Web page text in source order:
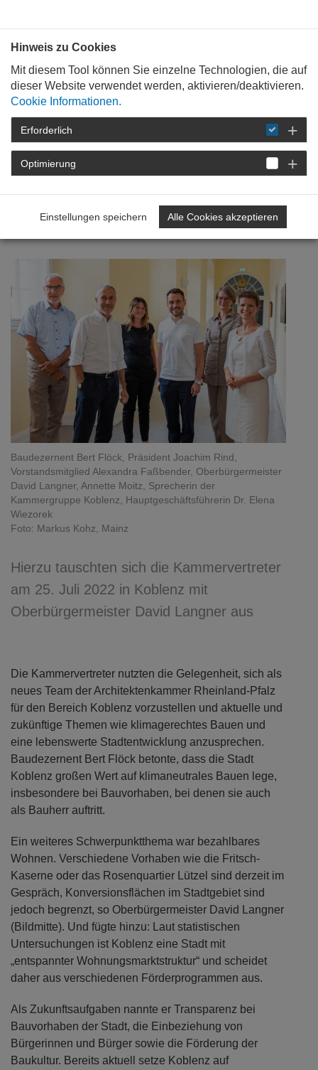
STARTSEITE DETAIL
Lebenswerte
Stadtentwicklung
Baudezernent Bert Flöck, Präsident Joachim Rind,
Vorstandsmitglied Alexandra Faßbender, Oberbürgermeister
David Langner, Annette Moitz, Sprecherin der
Kammergruppe Koblenz, Hauptgeschäftsführerin Dr. Elena
Wiezorek
Foto: Markus Kohz, Mainz
Hierzu tauschten sich die Kammervertreter
am 25. Juli 2022 in Koblenz mit
Oberbürgermeister David Langner aus
Die Kammervertreter nutzten die Gelegenheit, sich als
neues Team der Architektenkammer Rheinland-Pfalz
für den Bereich Koblenz vorzustellen und aktuelle und
zukünftige Themen wie klimagerechtes Bauen und
eine lebenswerte Stadtentwicklung anzusprechen.
Baudezernent Bert Flöck betonte, dass die Stadt
Koblenz großen Wert auf klimaneutrales Bauen lege,
insbesondere bei Bauvorhaben, bei denen sie auch
als Bauherr auftritt.
Ein weiteres Schwerpunktthema war bezahlbares
Wohnen. Verschiedene Vorhaben wie die Fritsch-
Kaserne oder das Rosenquartier Lützel sind derzeit im
Gespräch, Konversionsflächen im Stadtgebiet sind
jedoch begrenzt, so Oberbürgermeister David Langner
(Bildmitte). Und fügte hinzu: Laut statistischen
Untersuchungen ist Koblenz eine Stadt mit
„entspannter Wohnungsmarktstruktur“ und scheidet
daher aus verschiedenen Förderprogrammen aus.
Als Zukunftsaufgaben nannte er Transparenz bei
Bauvorhaben der Stadt, die Einbeziehung von
Bürgerinnen und Bürger sowie die Förderung der
Baukultur. Bereits aktuell setze Koblenz auf
Hinweis zu Cookies
Mit diesem Tool können Sie einzelne Technologien, die auf
dieser Website verwendet werden, aktivieren/deaktivieren.
Cookie Informationen.
Erforderlich
Optimierung
Einstellungen speichern Alle Cookies akzeptieren